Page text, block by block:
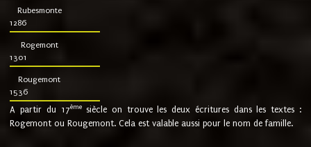
Rubesmonte
1286
Rogemont
1301
Rougemont
1536
A partir du 17ème siècle on trouve les deux écritures dans les textes :
Rogemont ou Rougemont. Cela est valable aussi pour le nom de famille.